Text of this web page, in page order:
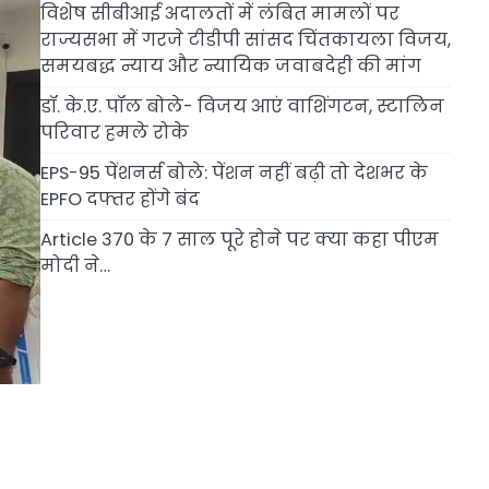
विशेष सीबीआई अदालतों में लंबित मामलों पर
राज्यसभा में गरजे टीडीपी सांसद चिंतकायला विजय,
समयबद्ध न्याय और न्यायिक जवाबदेही की मांग
डॉ. के.ए. पॉल बोले- विजय आएं वाशिंगटन, स्टालिन
परिवार हमले रोके
EPS-95 पेंशनर्स बोले: पेंशन नहीं बढ़ी तो देशभर के
EPFO दफ्तर होंगे बंद
Article 370 के 7 साल पूरे होने पर क्या कहा पीएम
मोदी ने…